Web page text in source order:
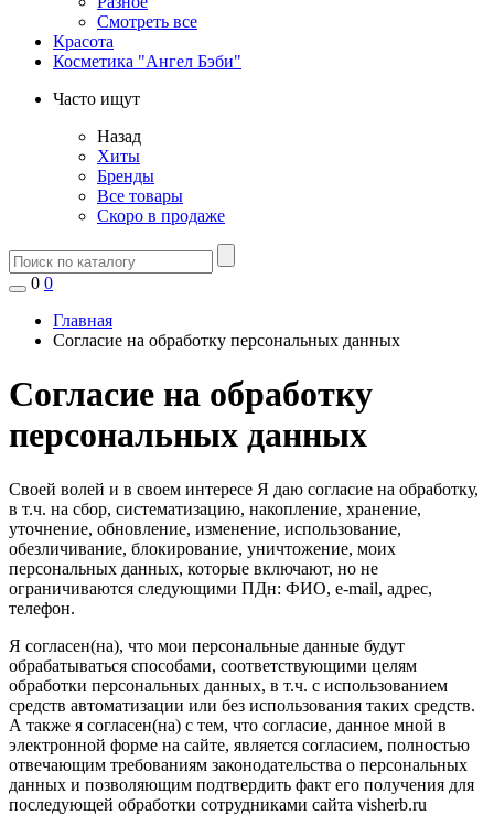
Смотреть все
Красота
Косметика "Ангел Бэби"
Часто ищут
Назад
Хиты
Бренды
Все товары
Скоро в продаже
0 0
Главная
Согласие на обработку персональных данных
Согласие на обработку
персональных данных
Своей волей и в своем интересе Я даю согласие на обработку,
в т.ч. на сбор, систематизацию, накопление, хранение,
уточнение, обновление, изменение, использование,
обезличивание, блокирование, уничтожение, моих
персональных данных, которые включают, но не
ограничиваются следующими ПДн: ФИО, e-mail, адрес,
телефон.
Я согласен(на), что мои персональные данные будут
обрабатываться способами, соответствующими целям
обработки персональных данных, в т.ч. с использованием
средств автоматизации или без использования таких средств.
А также я согласен(на) с тем, что согласие, данное мной в
электронной форме на сайте, является согласием, полностью
отвечающим требованиям законодательства о персональных
данных и позволяющим подтвердить факт его получения для
последующей обработки сотрудниками сайта visherb.ru